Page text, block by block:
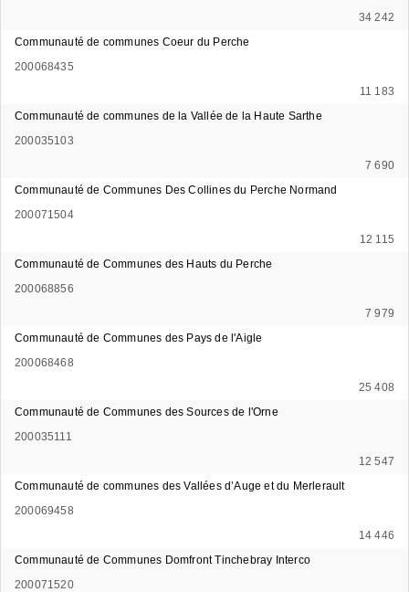
34 242
Communauté de communes Coeur du Perche
200068435
11 183
Communauté de communes de la Vallée de la Haute Sarthe
200035103
7 690
Communauté de Communes Des Collines du Perche Normand
200071504
12 115
Communauté de Communes des Hauts du Perche
200068856
7 979
Communauté de Communes des Pays de l'Aigle
200068468
25 408
Communauté de Communes des Sources de l'Orne
200035111
12 547
Communauté de communes des Vallées d’Auge et du Merlerault
200069458
14 446
Communauté de Communes Domfront Tinchebray Interco
200071520